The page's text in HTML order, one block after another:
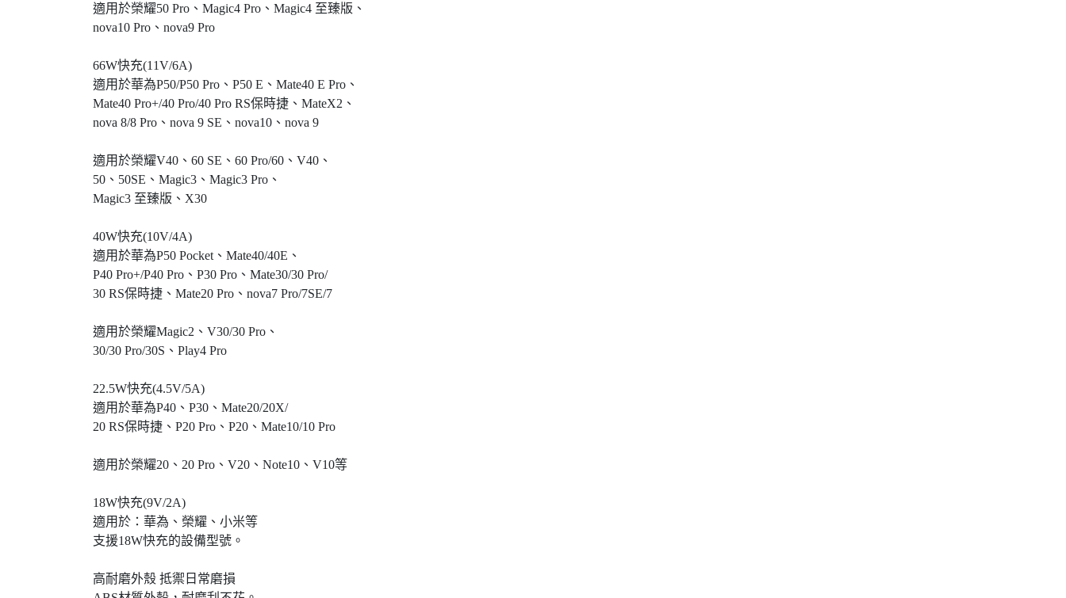
適用於榮耀50 Pro、Magic4 Pro、Magic4 至臻版、
nova10 Pro、nova9 Pro
66W快充(11V/6A)
適用於華為P50/P50 Pro、P50 E、Mate40 E Pro、
Mate40 Pro+/40 Pro/40 Pro RS保時捷、MateX2、
nova 8/8 Pro、nova 9 SE、nova10、nova 9
適用於榮耀V40、60 SE、60 Pro/60、V40、
50、50SE、Magic3、Magic3 Pro、
Magic3 至臻版、X30
40W快充(10V/4A)
適用於華為P50 Pocket、Mate40/40E、
P40 Pro+/P40 Pro、P30 Pro、Mate30/30 Pro/
30 RS保時捷、Mate20 Pro、nova7 Pro/7SE/7
適用於榮耀Magic2、V30/30 Pro、
30/30 Pro/30S、Play4 Pro
22.5W快充(4.5V/5A)
適用於華為P40、P30、Mate20/20X/
20 RS保時捷、P20 Pro、P20、Mate10/10 Pro
適用於榮耀20、20 Pro、V20、Note10、V10等
18W快充(9V/2A)
適用於：華為、榮耀、小米等
支援18W快充的設備型號。
高耐磨外殼 抵禦日常磨損